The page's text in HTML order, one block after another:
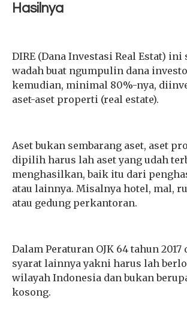
Hasilnya
DIRE (Dana Investasi Real Estat) ini
wadah buat ngumpulin dana
kemudian, minimal 80%-nya,
aset-aset properti (real estate).
Aset bukan sembarang aset, aset
dipilih harus lah aset yang udah
menghasilkan, baik itu dari
atau lainnya. Misalnya hotel, mal,
atau gedung perkantoran.
Dalam Peraturan OJK 64 tahun
syarat lainnya yakni harus lah
wilayah Indonesia dan bukan
kosong.